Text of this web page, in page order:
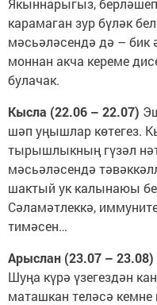
Якыннарыгыз,
карамаган зур бүләк
мәсьәләсендә дә – бик
моннан акча кереме
булачак.
Кысла (22.06 – 22.07)
шәп уңышлар көтегез.
тырышлыкның гүзәл
мәсьәләсендә
шактый ук калынаюы
Сәламәтлеккә,
тимәсен…
Арыслан (23.07 – 23.08)
Шуңа күрә үзегездән
маташкан теләсә